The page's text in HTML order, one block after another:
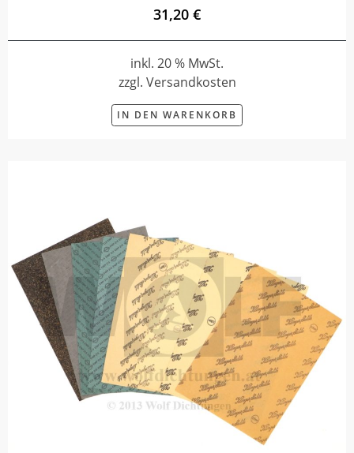
31,20 €
inkl. 20 % MwSt.
zzgl. Versandkosten
IN DEN WARENKORB